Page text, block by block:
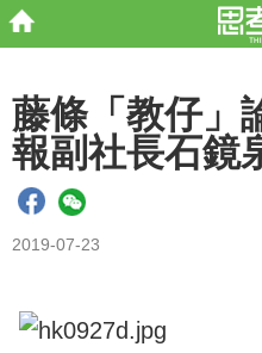
藤條「教仔」
報副社長石鏡
2019-07-23